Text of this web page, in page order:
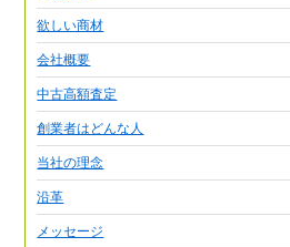
欲しい商材
会社概要
中古高額査定
創業者はどんな人
当社の理念
沿革
メッセージ